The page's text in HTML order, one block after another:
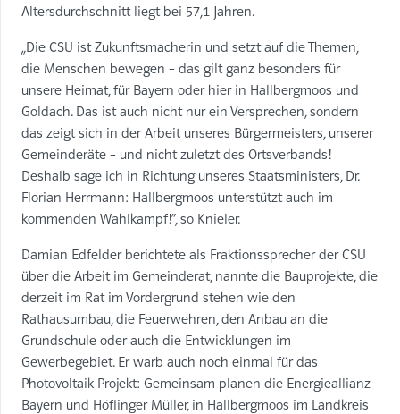
Altersdurchschnitt liegt bei 57,1 Jahren.
„Die CSU ist Zukunftsmacherin und setzt auf die Themen,
die Menschen bewegen – das gilt ganz besonders für
unsere Heimat, für Bayern oder hier in Hallbergmoos und
Goldach. Das ist auch nicht nur ein Versprechen, sondern
das zeigt sich in der Arbeit unseres Bürgermeisters, unserer
Gemeinderäte – und nicht zuletzt des Ortsverbands!
Deshalb sage ich in Richtung unseres Staatsministers, Dr.
Florian Herrmann: Hallbergmoos unterstützt auch im
kommenden Wahlkampf!“, so Knieler.
Damian Edfelder berichtete als Fraktionssprecher der CSU
über die Arbeit im Gemeinderat, nannte die Bauprojekte, die
derzeit im Rat im Vordergrund stehen wie den
Rathausumbau, die Feuerwehren, den Anbau an die
Grundschule oder auch die Entwicklungen im
Gewerbegebiet. Er warb auch noch einmal für das
Photovoltaik-Projekt: Gemeinsam planen die Energieallianz
Bayern und Höflinger Müller, in Hallbergmoos im Landkreis